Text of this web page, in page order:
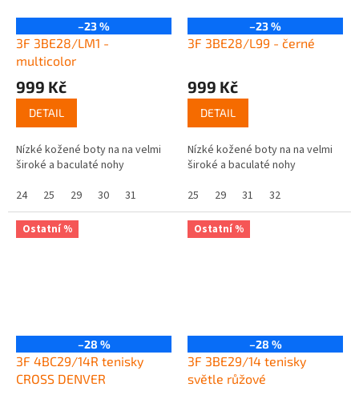
–23 %
3F 3BE28/LM1 -
multicolor
999 Kč
DETAIL
Nízké kožené boty na na velmi
široké a baculaté nohy
24
25 29 30 31
–23 %
3F 3BE28/L99 - černé
999 Kč
DETAIL
Nízké kožené boty na na velmi
široké a baculaté nohy
25
29 31 32
Ostatní %
–28 %
3F 4BC29/14R tenisky
CROSS DENVER
Ostatní %
–28 %
3F 3BE29/14 tenisky
světle růžové